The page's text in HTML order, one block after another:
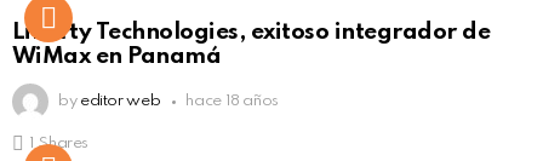
Liberty Technologies, exitoso integrador de
WiMax en Panamá
by editor web hace 18 años
Shares